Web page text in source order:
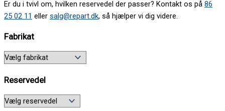
Er du i tvivl om, hvilken reservedel der passer? Kontakt os på 86
25 02 11 eller salg@repart.dk, så hjælper vi dig videre.
Fabrikat
Reservedel